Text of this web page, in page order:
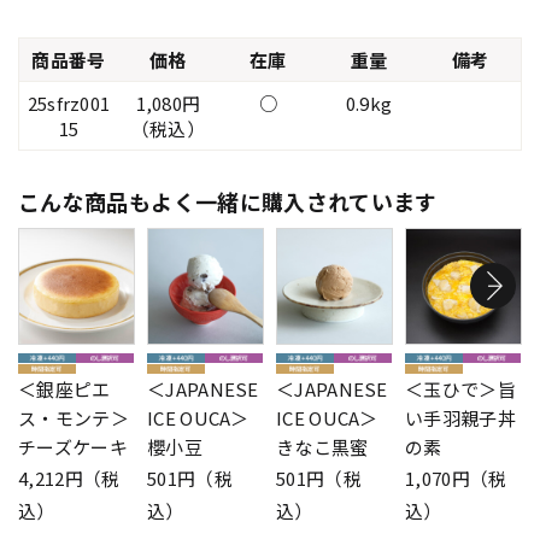
商品番号 価格 在庫 重量
備考
25sfrz001
15
1,080円
（税込）
○ 0.9kg
こんな商品もよく一緒に購入されています
＜銀座ピエ
ス・モンテ＞
チーズケーキ
4,212円（税
込）
＜JAPANESE
ICE OUCA＞
櫻小豆
501円（税
込）
＜JAPANESE
ICE OUCA＞
きなこ黒蜜
501円（税
込）
＜玉ひで＞旨
い手羽親子丼
の素
1,070円（税
込）